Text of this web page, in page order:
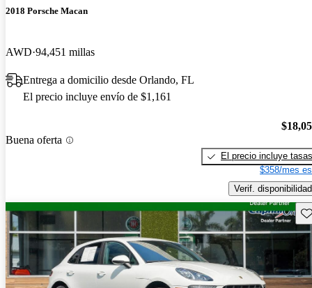
2018 Porsche Macan
AWD 94,451 millas
Entrega a domicilio desde Orlando, FL
El precio incluye envío de $1,161
Buena oferta
El precio incluye tasas
$358/mes
Verif. disponibilidad